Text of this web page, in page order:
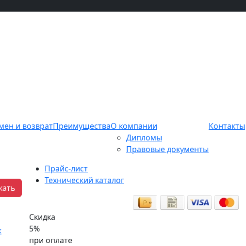
и возвратПреимуществаО компании
Дипломы
Правовые документы
Контакты
Прайс-лист
Технический каталог
Скидка
5%
при оплате